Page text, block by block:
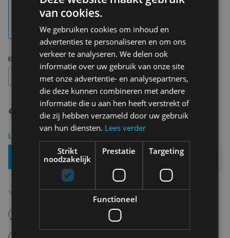
Kies uw maat:OS
€ 11,95
Levering 2-3 Werkdagen
Toevoegen Aan Mandje
van cookies.
We gebruiken cookies om inhoud en
advertenties te personaliseren en om ons
verkeer te analyseren. We delen ook
informatie over uw gebruik van onze site
met onze advertentie- en analysepartners,
die deze kunnen combineren met andere
informatie die u aan hen heeft verstrekt of
die zij hebben verzameld door uw gebruik
van hun diensten. Lees verder
Strikt
noodzakelijk
Prestatie Targeting
Functioneel